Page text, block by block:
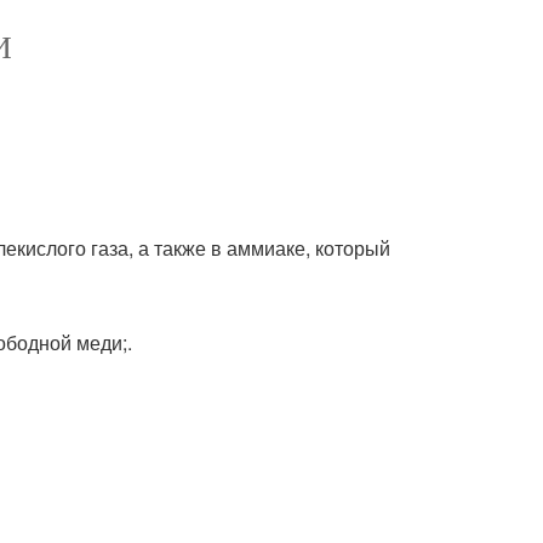
газа, а также в аммиаке, который
меди;.